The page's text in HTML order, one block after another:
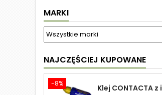
MARKI
NAJCZĘŚCIEJ KUPOWANE
-8%